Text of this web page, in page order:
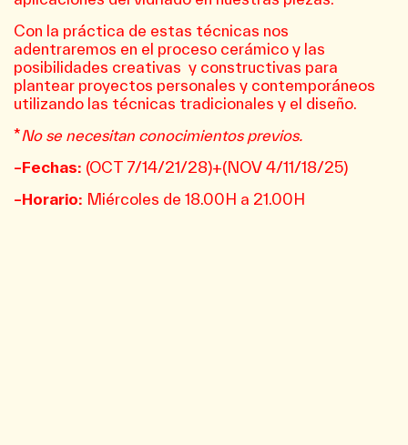
Con la práctica de estas técnicas nos
adentraremos en el proceso cerámico y las
posibilidades creativas y constructivas para
plantear proyectos personales y contemporáneos
utilizando las técnicas tradicionales y el diseño.
*No se necesitan conocimientos previos.
–Fechas: (OCT 7/14/21/28)+(NOV 4/11/18/25)
–Horario: Miércoles de 18.00H a 21.00H